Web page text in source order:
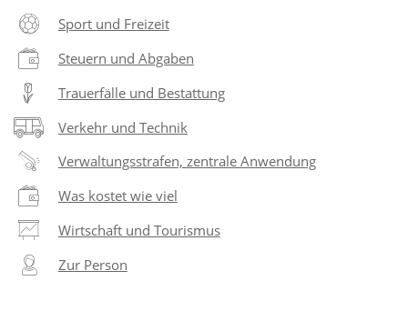
Sport und Freizeit
Steuern und Abgaben
Trauerfälle und Bestattung
Verkehr und Technik
Verwaltungsstrafen, zentrale Anwendung
Was kostet wie viel
Wirtschaft und Tourismus
Zur Person